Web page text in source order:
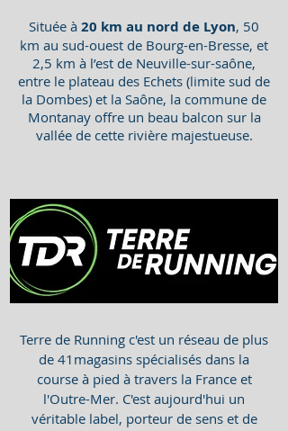
Située à 20 km au nord de Lyon, 50
km au sud-ouest de Bourg-en-Bresse, et
2,5 km à l’est de Neuville-sur-saône,
entre le plateau des Echets (limite sud de
la Dombes) et la Saône, la commune de
Montanay offre un beau balcon sur la
vallée de cette rivière majestueuse.
Terre de Running c'est un réseau de plus
de 41magasins spécialisés dans la
course à pied à travers la France et
l'Outre-Mer. C'est aujourd'hui un
véritable label, porteur de sens et de